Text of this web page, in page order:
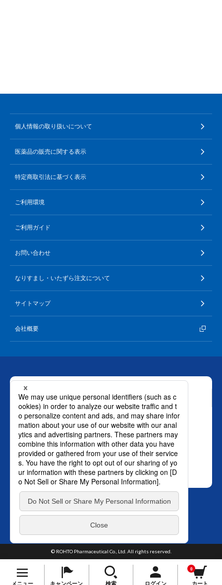
メニュー キャンペーン 検索 ログイン
0
カート
個人情報の取り扱いについて
医薬品の販売に関する表示
特定商取引法に基づく表示
ご利用環境
ご利用ガイド
お問い合わせ
なりすまし・いたずら注文について
サイトマップ
会社概要
お問い合わせ
ロート製薬株式会社 通販事業部
0120-880-610
月～土：9時～21時 日祝：9時～18時
（年末年始を除く）
おかけ間違いのないようご注意ください。
SNS オフィシャルアカウント
© ROHTO Pharmaceutical Co., Ltd. All rights reserved.
シーポリシーはこちら。